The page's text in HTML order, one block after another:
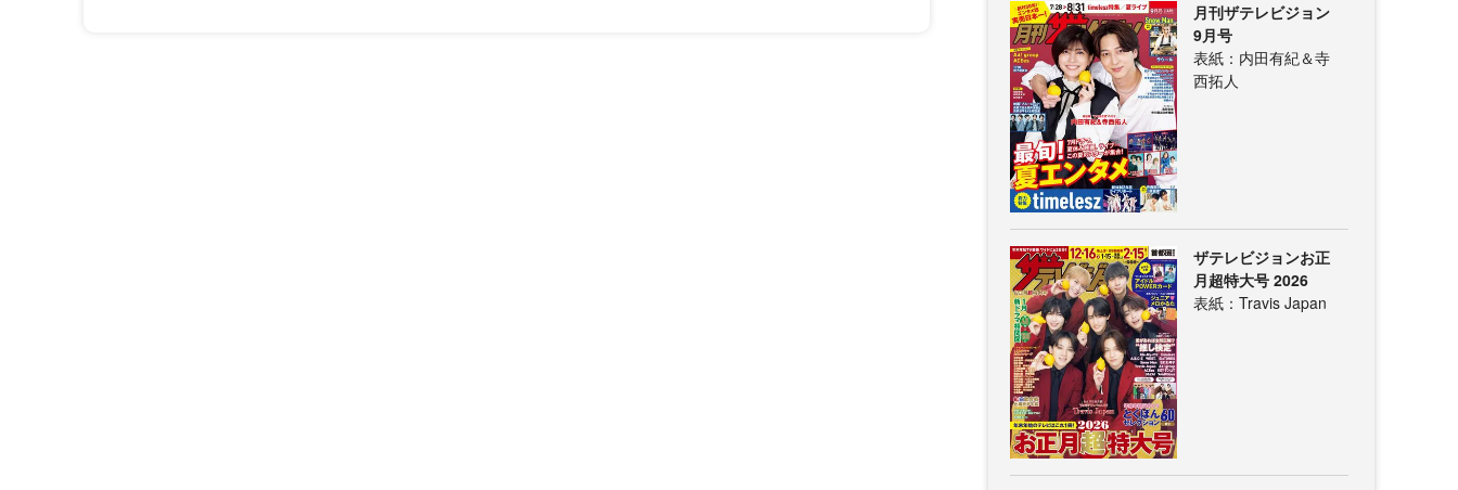
月刊ザテレビジョン
9月号
表紙：内田有紀＆寺
西拓人
ザテレビジョンお正
月超特大号 2026
表紙：Travis Japan